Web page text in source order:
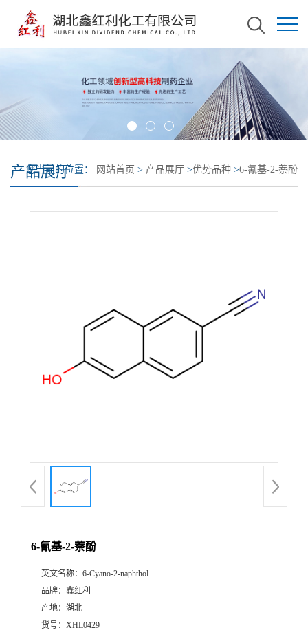
产品展厅
您当前的位置： 网站首页 > 产品展厅 >优势品种 >6-氰基-2-萘酚
6-氰基-2-萘酚
英文名称： 6-Cyano-2-naphthol
品牌： 鑫红利
产地： 湖北
货号： XHL0429